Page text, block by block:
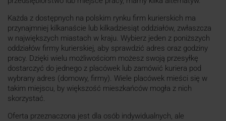
Każda z dostępnych na polskim rynku firm kurierskich ma
przynajmniej kilkanaście lub kilkadziesiąt oddziałów, zwłaszcza
w największych miastach w kraju. Wybierz jeden z poniższych
oddziałów firmy kurierskiej, aby sprawdzić adres oraz godziny
pracy. Dzięki wielu możliwościom możesz swoją przesyłkę
dostarczyć do jednego z placówek lub zamówić kuriera pod
wybrany adres (domowy, firmy). Wiele placówek mieści się w
takim miejscu, by większość mieszkańców mogła z nich
skorzystać.
Oferta przeznaczona jest dla osób indywidualnych, ale